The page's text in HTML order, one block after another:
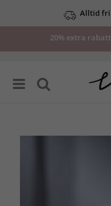
Alltid fri
20% extra rabatt